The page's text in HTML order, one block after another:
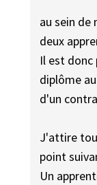
au sein de
deux
Il est donc
diplôme
d'un
J'attire
point
Un